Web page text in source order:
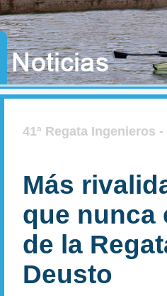
41ª Regata Ingenieros
Más
que nunca
de la
Deusto